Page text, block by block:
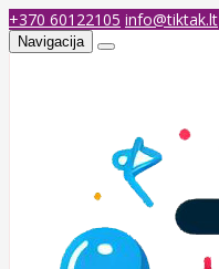
+370 60122105 info@tiktak.lt
Navigacija